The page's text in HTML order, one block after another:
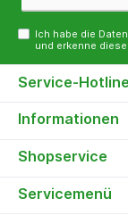
Ich habe die
und erkenne diese
Service-Hotline
Informationen
Shopservice
Servicemenü